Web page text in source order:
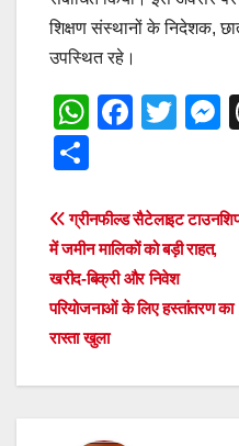
शिक्षण संस्थानों के निदेशक,
उपस्थित रहे।
W
s
A
p
p
F
e
b
o
o
T
er e
er
ar
e
Post
navigation
ग्रीनफील्ड सैटेलाइट
में जमीन मालिकों को बड़ी राहत,
खरीद-बिक्री और निवेश
परियोजनाओं के लिए हस्तांतरण का
रास्ता खुला